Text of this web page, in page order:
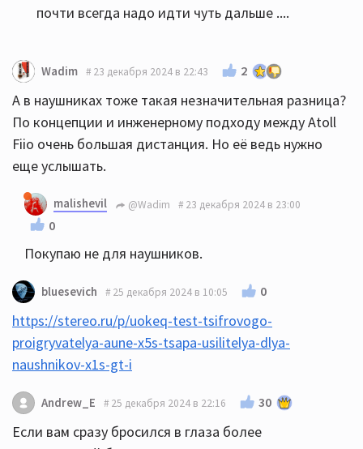
почти всегда надо идти чуть дальше ....
Wadim 23 декабря 2024 в 22:43 2
А в наушниках тоже такая незначительная разница?
По концепции и инженерному подходу между Atoll
Fiio очень большая дистанция. Но её ведь нужно
еще услышать.
malishevil @Wadim 23 декабря 2024 в 23:00
0
Покупаю не для наушников.
bluesevich 25 декабря 2024 в 10:05 0
https://stereo.ru/p/uokeq-test-tsifrovogo-
proigryvatelya-aune-x5s-tsapa-usilitelya-dlya-
naushnikov-x1s-gt-i
Andrew_E 25 декабря 2024 в 22:16 30
Если вам сразу бросился в глаза более